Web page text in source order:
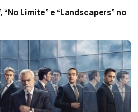
“No Limite” e “Landscapers” no